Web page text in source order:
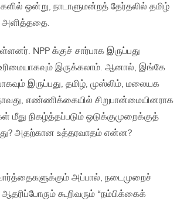
ஒன்று, நாடாளுமன்றத் தேர்தலில் தமிழ்
அளித்ததை.
NPP க்குச் சார்பாக இருப்பது
இருக்கலாம். ஆனால், இங்கே
இருப்பது, தமிழ், முஸ்லிம், மலையக
எண்ணிக்கையில் சிறுபான்மையினராக
நிகழ்த்தப்படும் ஒடுக்குமுறைக்குத்
அதற்கான உத்தரவாதம் என்ன?
அப்பால், நடைமுறைச்
கூறிவரும் “நம்பிக்கைக்